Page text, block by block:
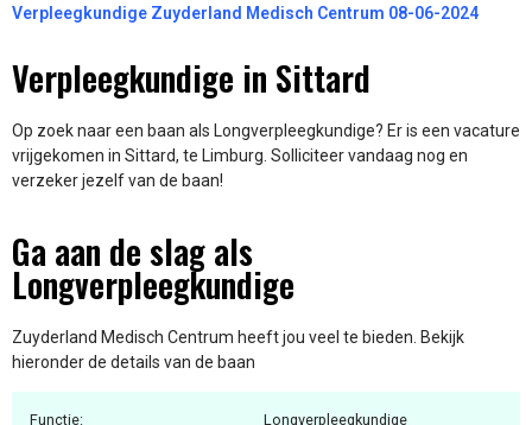
Verpleegkundige Zuyderland Medisch Centrum 08-06-2024
Verpleegkundige in Sittard
Op zoek naar een baan als Longverpleegkundige? Er is een vacature
vrijgekomen in Sittard, te Limburg. Solliciteer vandaag nog en
verzeker jezelf van de baan!
Ga aan de slag als
Longverpleegkundige
Zuyderland Medisch Centrum heeft jou veel te bieden. Bekijk
hieronder de details van de baan
Functie: Longverpleegkundige